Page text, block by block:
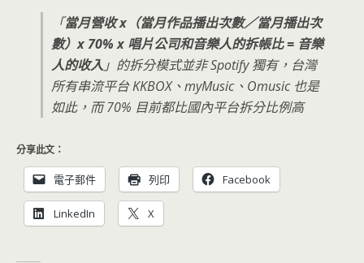
「當月營收 x（當月作品播出次數／當月播出次
數）x 70% x 唱片公司和音樂人的拆帳比 = 音樂
人的收入」的拆分模式並非 Spotify 獨有，台灣
所有串流平台 KKBOX、myMusic、Omusic 也是
如此，而 70% 目前都比國內平台拆分比例高
分享此文：
電子郵件 列印 Facebook
LinkedIn X